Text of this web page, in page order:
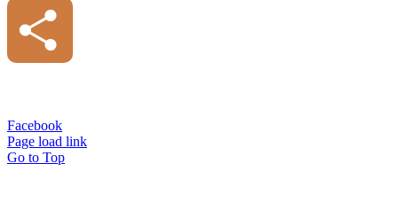
Facebook
Facebook
Page load link
Go to Top